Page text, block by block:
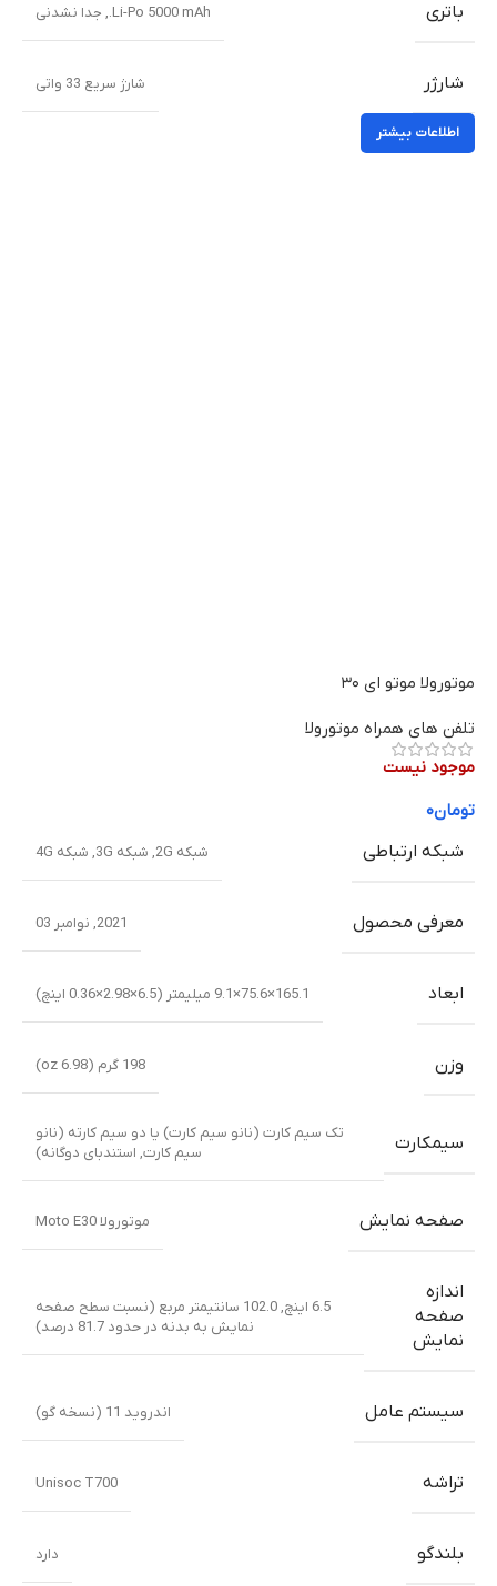
باتری Li-Po 5000 mAh., جدا نشدنی
شارژر شارژ سریع 33 واتی
اطلاعات بیشتر
موتورولا موتو ای ۳۰
تلفن های همراه موتورولا
موجود نیست
تومان۰
شبکه ارتباطی
شبکه 2G , شبکه 3G , شبکه 4G
معرفی محصول 2021, نوامبر 03
ابعاد 165.1×75.6×9.1 میلیمتر (6.5×2.98×0.36 اینچ)
وزن 198 گرم (6.98 oz)
سیمکارت
تک سیم کارت (نانو سیم کارت) یا دو سیم کارته (نانو
سیم کارت, استندبای دوگانه)
صفحه نمایش موتورولا Moto E30
اندازه
صفحه
نمایش
6.5 اینچ, 102.0 سانتیمتر مربع (نسبت سطح صفحه
نمایش به بدنه در حدود 81.7 درصد)
سیستم عامل اندروید 11 (نسخه گو)
تراشه Unisoc T700
بلندگو دارد